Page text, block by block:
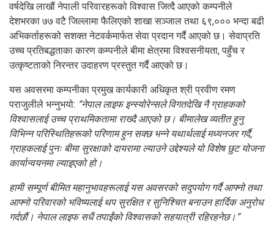
वर्षदेखि लाखौं नेपाली परिवारहरूको विश्वास जित्दै आएको कम्पनीले
देशभरका ७७ वटै जिल्लामा फैलिएको शाखा सञ्जाल तथा ६९,००० भन्दा बढी
अभिकर्ताहरूको सशक्त नेटवर्कमार्फत सेवा प्रदान गर्दै आएको छ। सेवाप्रति
उच्च प्रतिबद्धताका कारण कम्पनीले बीमा क्षेत्रमा विश्वसनीयता, पहुँच र
उत्कृष्टताको निरन्तर उदाहरण प्रस्तुत गर्दै आएको छ।
यस अवसरमा कम्पनीका प्रमुख कार्यकारी अधिकृत श्री प्रवीण रमण
पराजुलीले भन्नुभयो: “नेपाल लाइफ इन्स्योरेन्सले विगतदेखि नै ग्राहकको
विश्वासलाई उच्च प्राथमिकतामा राख्दै आएको छ। बीमालेख व्यतीत हुनु
विभिन्न परिस्थितिहरूको परिणाम हुन सक्छ भन्ने यथार्थलाई मध्यनजर गर्दै,
ग्राहकलाई पुनः बीमा सुरक्षाको दायरामा ल्याउने उद्देश्यले यो विशेष छुट योजना
कार्यान्वयनमा ल्याइएको हो।
हामी सम्पूर्ण बीमित महानुभावहरूलाई यस अवसरको सदुपयोग गर्दै आफ्नो तथा
आफ्नो परिवारको भविष्यलाई थप सुरक्षित र सुनिश्चित बनाउन हार्दिक अनुरोध
गर्दछौं। नेपाल लाइफ सधैं तपाईंको विश्वासको सहयात्री रहिरहनेछ।”